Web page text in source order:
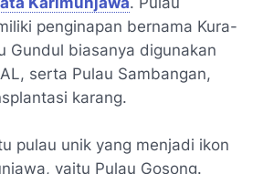
penginapan bernama Kura-
Gundul biasanya digunakan
serta Pulau Sambangan,
karang.
pulau unik yang menjadi ikon
yaitu Pulau Gosong.